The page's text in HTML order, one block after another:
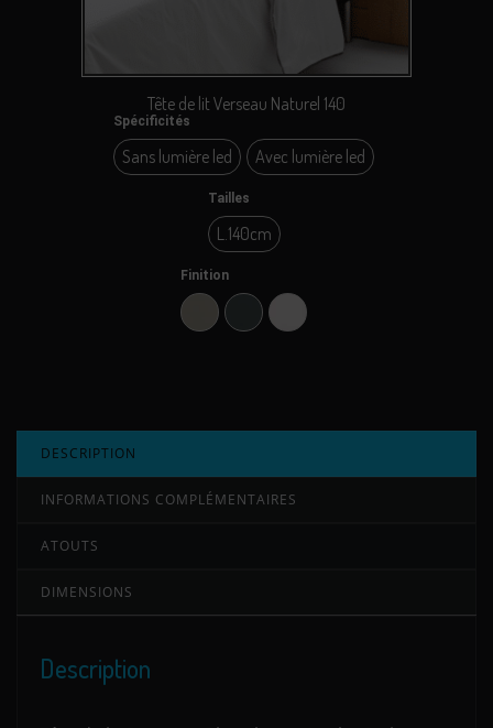
Tête de lit Verseau Naturel 140
Spécificités
Sans lumière led
Sans lumière led Avec lumière led
Tailles
L.140cm
L.140cm
Finition
Argile Carbone Perle
DESCRIPTION
INFORMATIONS COMPLÉMENTAIRES
ATOUTS
DIMENSIONS
Description